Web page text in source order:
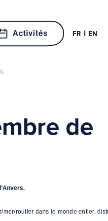
Activités FR EN
de
routier dans le monde entier,